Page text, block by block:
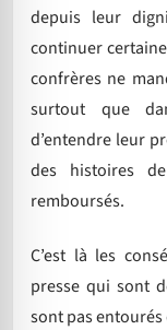
depuis leur
continuer
confrères ne
surtout que
d’entendre leur
des histoires
remboursés.
C’est là les
presse qui sont
sont pas